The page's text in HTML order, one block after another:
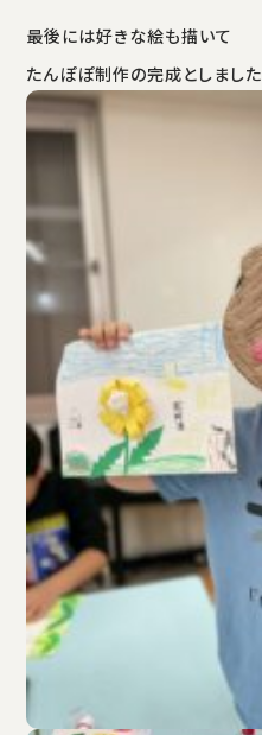
最後には好きな絵も描いて
たんぽぽ制作の完成としました